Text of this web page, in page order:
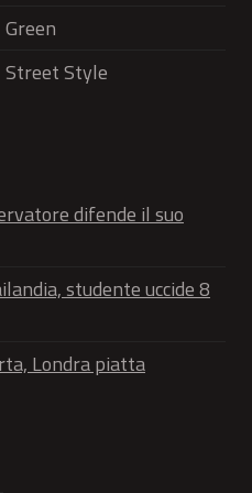
Green
Street Style
difende il suo
studente uccide 8
Londra piatta